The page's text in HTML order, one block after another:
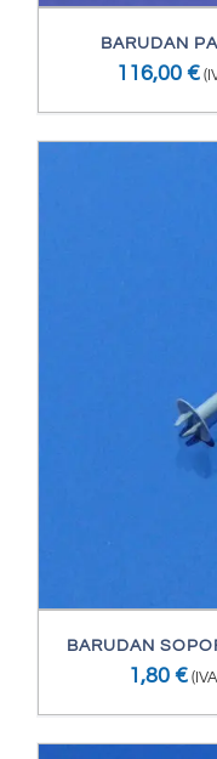
BARUDAN
116,00 €
BARUDAN
1,80 €